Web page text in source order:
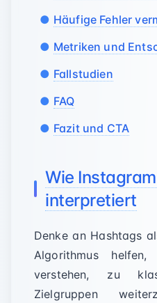
Häufige Fehler
Metriken und
Fallstudien
FAQ
Fazit und CTA
Wie
interpretiert
Denke an Hashtags
Algorithmus
verstehen, zu
Zielgruppen